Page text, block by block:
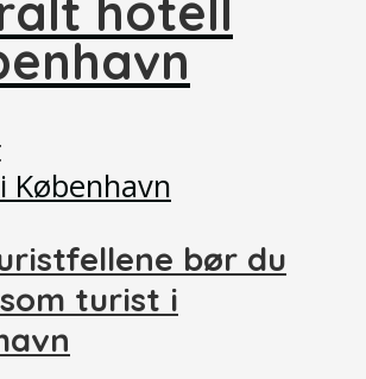
bør du
turist i